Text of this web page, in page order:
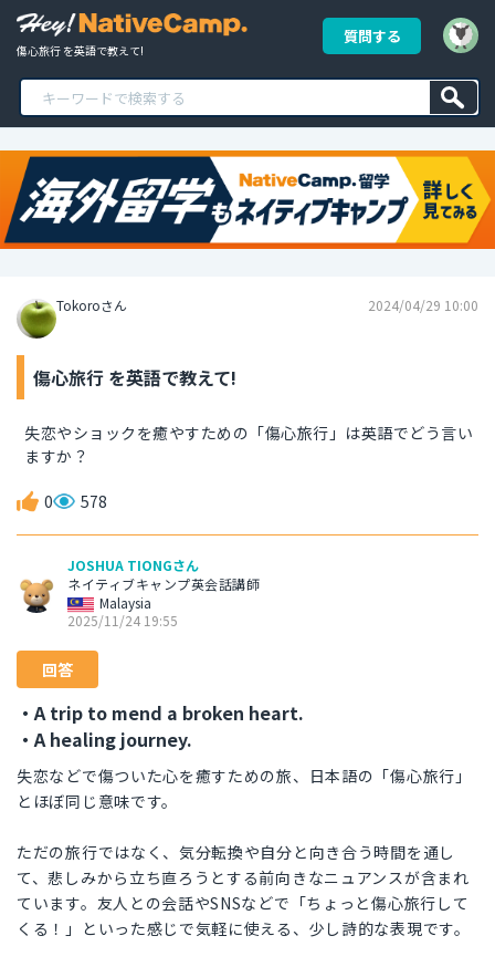
傷心旅行 を英語で教えて!
質問する
Tokoroさん 2024/04/29 10:00
傷心旅行 を英語で教えて!
失恋やショックを癒やすための「傷心旅行」は英語でどう言い
ますか？
0 578
JOSHUA TIONGさん
ネイティブキャンプ英会話講師
Malaysia
2025/11/24 19:55
回答
・A trip to mend a broken heart.
・A healing journey.
失恋などで傷ついた心を癒すための旅、日本語の「傷心旅行」
とほぼ同じ意味です。
ただの旅行ではなく、気分転換や自分と向き合う時間を通し
て、悲しみから立ち直ろうとする前向きなニュアンスが含まれ
ています。友人との会話やSNSなどで「ちょっと傷心旅行して
くる！」といった感じで気軽に使える、少し詩的な表現です。